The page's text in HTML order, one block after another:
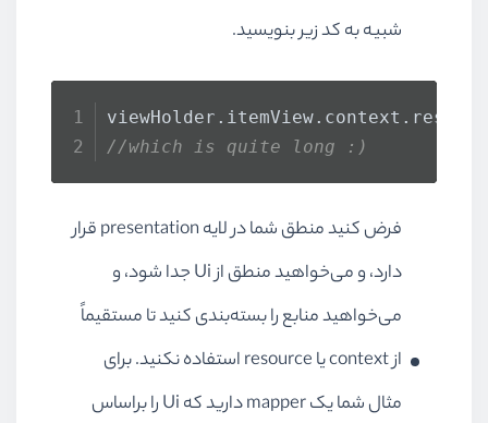
شبیه به کد زیر بنویسید.
viewHolder. itemView. context .
//which is quite long :)
فرض کنید منطق شما در لایهpresentationقرار
دارد، و می‌خواهید منطق ازUiجدا شود، و
می‌خواهید منابع را بسته‌بندی کنید تا مستقیماً
ازcontextیاresourceاستفاده نکنید. برای
مثال شما یکmapperدارید کهUiرا براساس